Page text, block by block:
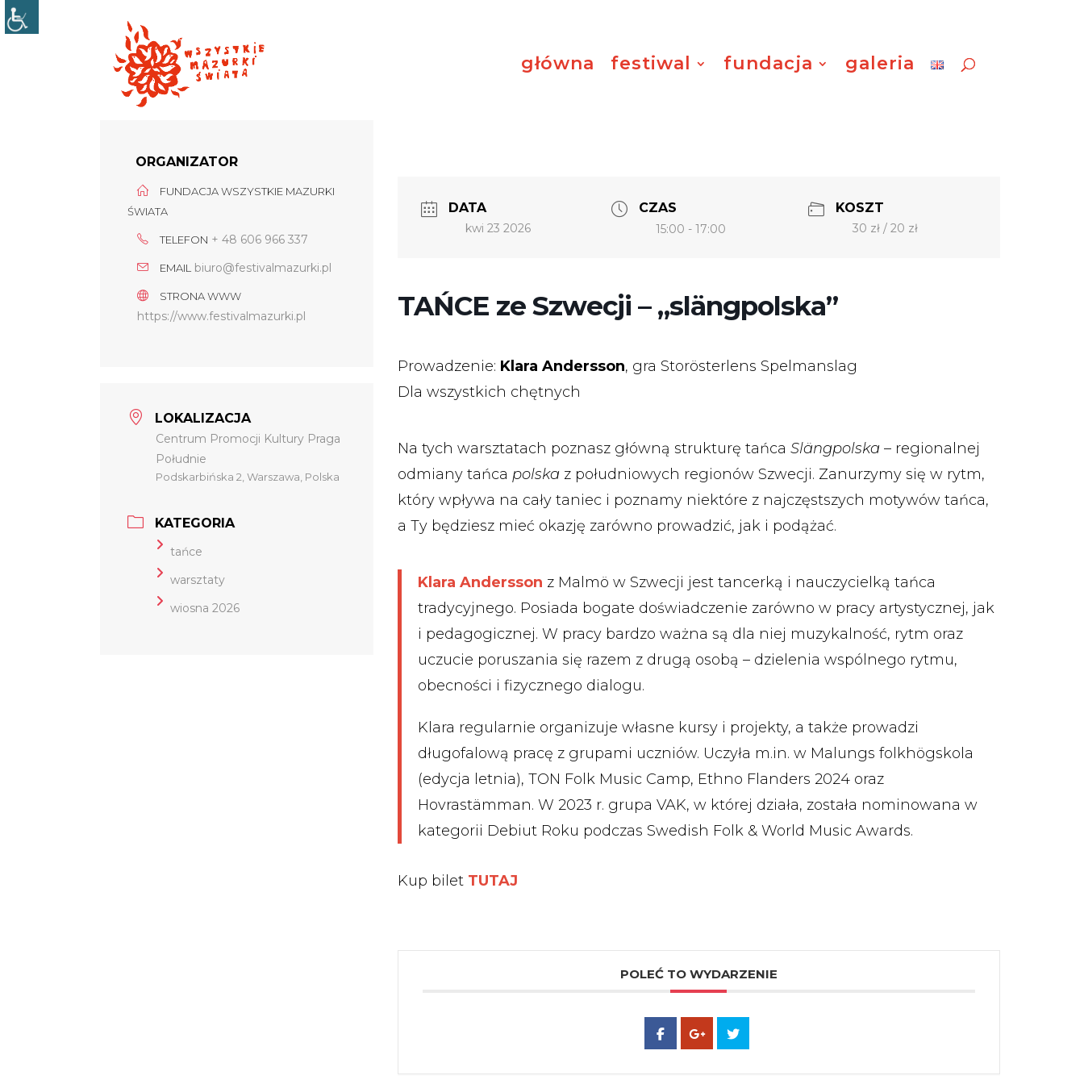
główna festiwal fundacja galeria
ORGANIZATOR
FUNDACJA WSZYSTKIE MAZURKI
ŚWIATA
TELEFON + 48 606 966 337
EMAIL biuro@festivalmazurki.pl
STRONA WWW
https://www.festivalmazurki.pl
LOKALIZACJA
Centrum Promocji Kultury Praga
Południe
Podskarbińska 2, Warszawa, Polska
KATEGORIA
tańce
warsztaty
wiosna 2026
DATA
kwi 23 2026
CZAS
15:00 - 17:00
KOSZT
30 zł / 20 zł
TAŃCE ze Szwecji – „slängpolska”
Prowadzenie: Klara Andersson, gra Storösterlens Spelmanslag
Dla wszystkich chętnych
Na tych warsztatach poznasz główną strukturę tańca Slängpolska– regionalnej
odmiany tańca polskaz południowych regionów Szwecji. Zanurzymy się w rytm,
który wpływa na cały taniec i poznamy niektóre z najczęstszych motywów tańca,
a Ty będziesz mieć okazję zarówno prowadzić, jak i podążać.
Klara Andersson z Malmö w Szwecji jest tancerką i nauczycielką tańca
tradycyjnego. Posiada bogate doświadczenie zarówno w pracy artystycznej, jak
i pedagogicznej. W pracy bardzo ważna są dla niej muzykalność, rytm oraz
uczucie poruszania się razem z drugą osobą – dzielenia wspólnego rytmu,
obecności i fizycznego dialogu.
Klara regularnie organizuje własne kursy i projekty, a także prowadzi
długofalową pracę z grupami uczniów. Uczyła m.in. w Malungs folkhögskola
(edycja letnia), TON Folk Music Camp, Ethno Flanders 2024 oraz
Hovrastämman. W 2023 r. grupa VAK, w której działa, została nominowana w
kategorii Debiut Roku podczas Swedish Folk & World Music Awards.
Kup bilet TUTAJ
POLEĆ TO WYDARZENIE